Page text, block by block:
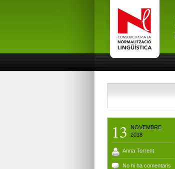
13
NOVEMBRE
2018
Anna Torrent
No hi ha comentaris